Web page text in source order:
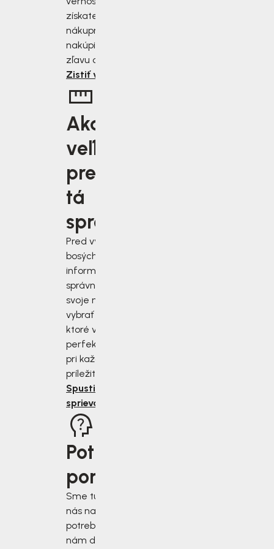
získate zľavu 2 až 10 % z
nákupnej ceny. Čím viac
nakúpite, tým väčšiu
zľavu od nás získate.
Zistiť viac
Aká
veľkosť je
pre vás
tá
správna?
Pred výberom
bosých topánok sa
informujte, ako
správne zmerať
svoje nohy a
vybrať si topánky,
ktoré vám budú
perfektne sedieť
pri každej
príležitosti.
Spustiť
sprievodcu
Potrebujete
poradiť?
Sme tu pre vás, keď
nás najviac
potrebujete. Napíšte
nám do chatového